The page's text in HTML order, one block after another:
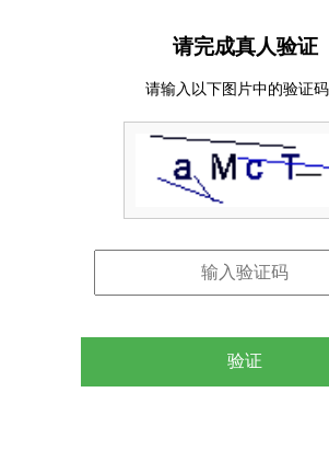
请完成真人验证
请输入以下图片中的验证码
验证